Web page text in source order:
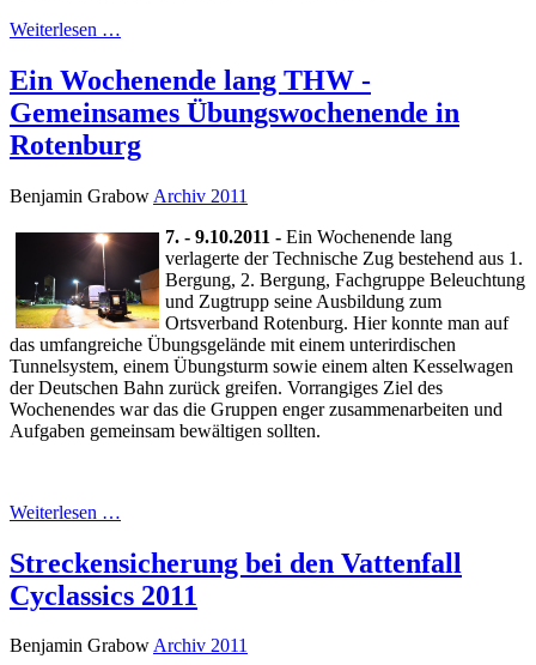
Weiterlesen …
Ein Wochenende lang THW -
Gemeinsames Übungswochenende in
Rotenburg
Benjamin Grabow Archiv 2011
7. - 9.10.2011 - Ein Wochenende lang
verlagerte der Technische Zug bestehend aus 1.
Bergung, 2. Bergung, Fachgruppe Beleuchtung
und Zugtrupp seine Ausbildung zum
Ortsverband Rotenburg. Hier konnte man auf
das umfangreiche Übungsgelände mit einem unterirdischen
Tunnelsystem, einem Übungsturm sowie einem alten Kesselwagen
der Deutschen Bahn zurück greifen. Vorrangiges Ziel des
Wochenendes war das die Gruppen enger zusammenarbeiten und
Aufgaben gemeinsam bewältigen sollten.
Weiterlesen …
Streckensicherung bei den Vattenfall
Cyclassics 2011
Benjamin GrabowArchiv 2011